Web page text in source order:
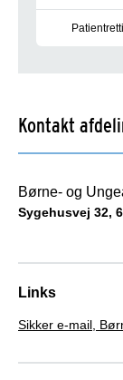
Kontakt
Links
Sikker e-mail,
Børne- og
Sygehusvej 32,